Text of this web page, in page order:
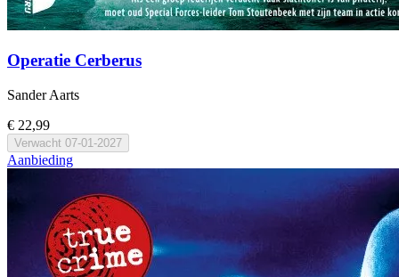
Operatie Cerberus
Sander Aarts
€ 22,99
Verwacht 07-01-2027
Aanbieding